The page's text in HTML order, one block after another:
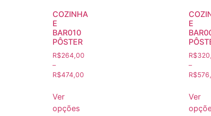
COZINHA
E
BAR010
PÔSTER
R$264,00
–
R$474,00
Ver
opções
E
R$
–
R$
Ver